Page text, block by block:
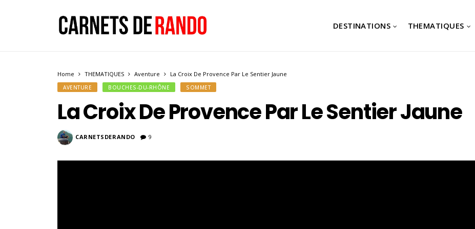
DESTINATIONS THEMATIQUES
Home THEMATIQUES Aventure La Croix De Provence Par Le Sentier Jaune
AVENTURE BOUCHES-DU-RHÔNE SOMMET
La Croix De Provence Par Le Sentier Jaune
CARNETSDERANDO 9